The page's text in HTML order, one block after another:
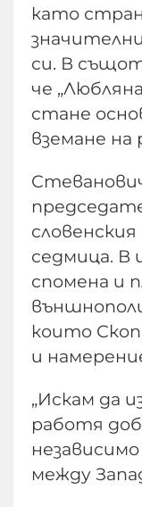
като
си. В
че
стане
вземане на
седмица.
спомена и
които
и
„Искам да
работя
между